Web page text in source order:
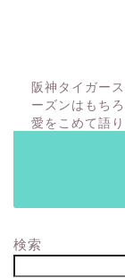
阪神タイガー
ーズンはもち
愛をこめて語
検索